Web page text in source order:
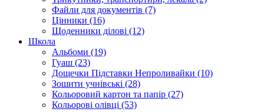
Файли для документів (7)
Цінники (16)
Щоденники ділові (12)
Школа
Альбоми (19)
Гуаш (23)
Дощечки Підставки Непроливайки (10)
Зошити учнівські (28)
Кольоровий картон та папір (27)
Кольорові олівці (53)